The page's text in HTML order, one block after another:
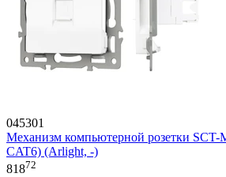
045301
Механизм компьютерной розетки SCT-
CAT6) (Arlight, -)
81872